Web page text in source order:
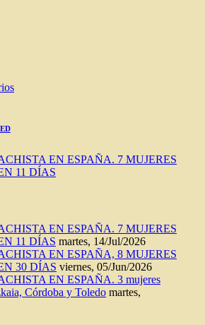
EN ESPAÑA. 7 MUJERES
11 DÍAS
EN ESPAÑA. 7 MUJERES
11 DÍAS martes, 14/Jul/2026
EN ESPAÑA, 8 MUJERES
30 DÍAS viernes, 05/Jun/2026
EN ESPAÑA. 3 mujeres
Córdoba y Toledo martes,